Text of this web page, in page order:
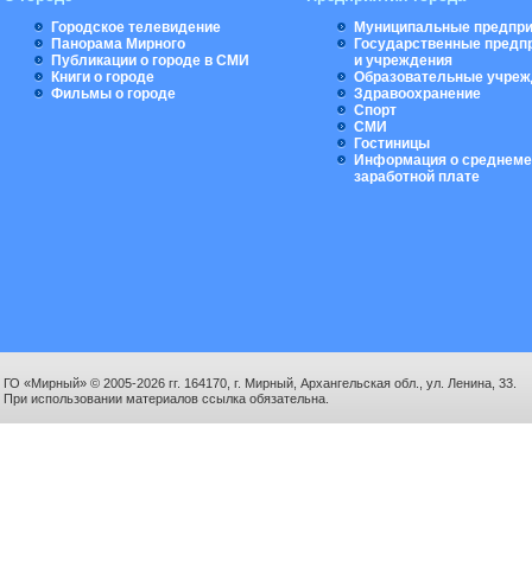
Городское телевидение
Панорама Мирного
Публикации о городе в СМИ
Книги о городе
Фильмы о городе
Муниципальные
Государственные
и учреждения
Образовательные
Здравоохранение
Спорт
СМИ
Гостиницы
Информация о
заработной плате
ГО «Мирный» © 2005-2026 гг. 164170, г. Мирный, Архангельская обл., ул. Ленина, 33.
При использовании материалов ссылка обязательна.